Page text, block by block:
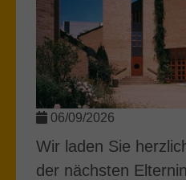
06/09/2026
Wir laden Sie
der nächsten